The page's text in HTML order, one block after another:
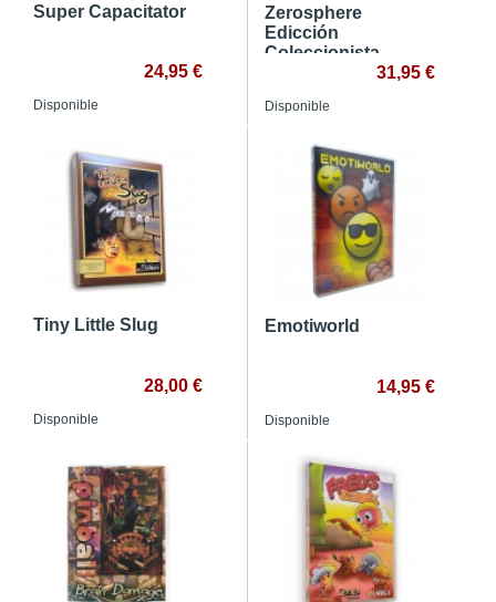
Super Capacitator
24,95 €
Disponible
Zerosphere
Edicción
Coleccionista
31,95 €
Disponible
Tiny Little Slug
28,00 €
Disponible
Emotiworld
14,95 €
Disponible